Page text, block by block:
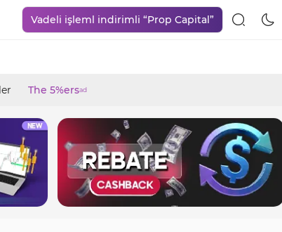
Vadeli işleml indirimli “Prop Capital”
The 5%ersad